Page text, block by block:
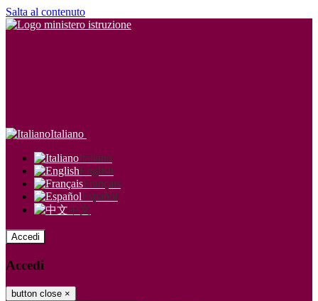
Salta al contenuto
Italiano
Italiano
English
Français
Español
中文
Accedi
Accedi
button close ×